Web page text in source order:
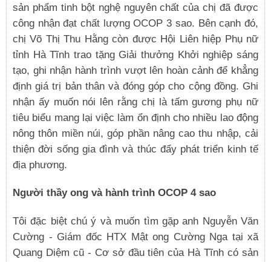
sản phẩm tinh bột nghệ nguyên chất của chị đã được
công nhận đạt chất lượng OCOP 3 sao. Bên cạnh đó,
chị Võ Thị Thu Hằng còn được Hội Liên hiệp Phụ nữ
tỉnh Hà Tĩnh trao tặng Giải thưởng Khởi nghiệp sáng
tạo, ghi nhận hành trình vượt lên hoàn cảnh để khẳng
định giá trị bản thân và đóng góp cho cộng đồng. Ghi
nhận ấy muốn nói lên rằng chị là tấm gương phụ nữ
tiêu biểu mang lại việc làm ổn định cho nhiều lao động
nông thôn miền núi, góp phần nâng cao thu nhập, cải
thiện đời sống gia đình và thúc đẩy phát triển kinh tế
địa phương.
Người thầy ong và hành trình OCOP 4 sao
Tôi đặc biệt chú ý và muốn tìm gặp anh Nguyễn Văn
Cường - Giám đốc HTX Mật ong Cường Nga tại xã
Quang Diệm cũ - Cơ sở đầu tiên của Hà Tĩnh có sản